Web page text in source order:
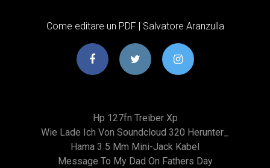
Come editare un PDF | Salvatore Aranzulla
Hp 127fn Treiber Xp
Wie Lade Ich Von Soundcloud 320 Herunter_
Hama 3 5 Mm Mini-Jack Kabel
Message To My Dad On Fathers Day